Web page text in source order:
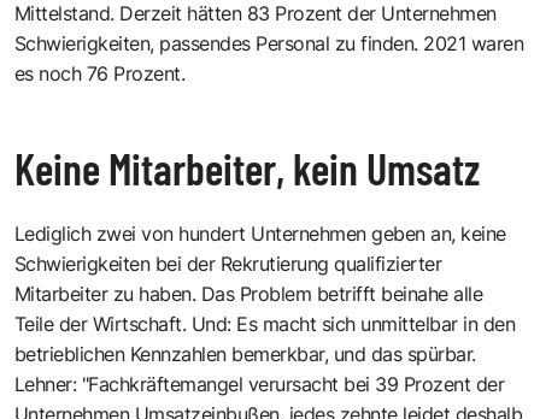
Mittelstand. Derzeit hätten 83 Prozent der Unternehmen
Schwierigkeiten, passendes Personal zu finden. 2021 waren
es noch 76 Prozent.
Keine Mitarbeiter, kein Umsatz
Lediglich zwei von hundert Unternehmen geben an, keine
Schwierigkeiten bei der Rekrutierung qualifizierter
Mitarbeiter zu haben. Das Problem betrifft beinahe alle
Teile der Wirtschaft. Und: Es macht sich unmittelbar in den
betrieblichen Kennzahlen bemerkbar, und das spürbar.
Lehner: "Fachkräftemangel verursacht bei 39 Prozent der